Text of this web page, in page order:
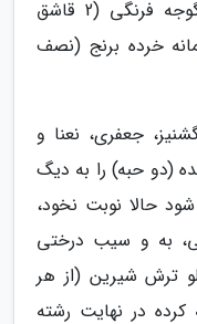
سرخ شدن به آن زردچوبه و رب گوجه فرنگی (2 قاشق
خرده برنج (نصف
جعفری، نعنا و
(دو حبه) را به دیگ
حالا نوبت نخود،
به و سیب درختی
ترش شیرین (از هر
در نهایت رشته